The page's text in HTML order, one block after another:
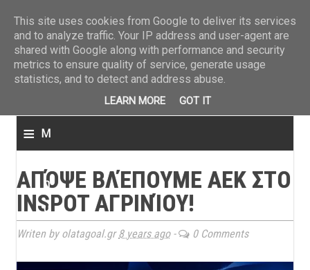
≡ M
n
u
ΑΠΌΨΕ ΒΛΈΠΟΥΜΕ ΑΕΚ ΣΤΟ
INSPOT ΑΓΡΙΝΊΟΥ!
Writen by olatagoal.gr8 years ago- 0 Comments
This site uses cookies from Google to deliver its services
and to analyze traffic. Your IP address and user-agent are
shared with Google along with performance and security
metrics to ensure quality of service, generate usage
statistics, and to detect and address abuse.
LEARN MORE GOT IT